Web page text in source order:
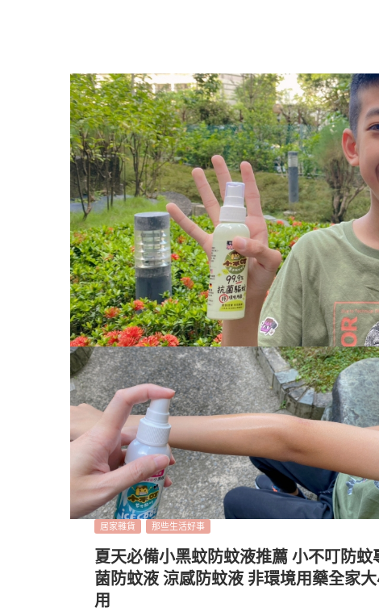
居家雜貨 那些生活好事
夏天必備小黑蚊防蚊液推薦 小不叮防
菌防蚊液 涼感防蚊液 非環境用藥全家
用